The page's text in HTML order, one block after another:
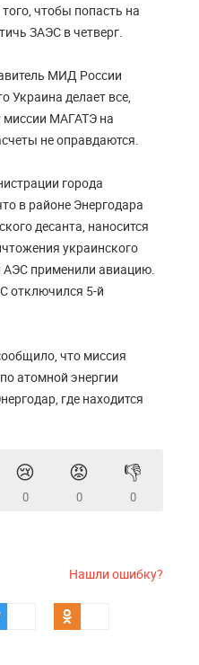
чтобы попасть на
ЗАЭС в четверг.
МИД России
Украина делает все,
миссии МАГАТЭ на
не оправдаются.
города
в районе Энергодара
десанта, наносится
украинского
АЭС применили авиацию.
отключился 5-й
что миссия
атомной энергии
где находится
😢
0
😡
0
👎
0
Нашли ошибку?